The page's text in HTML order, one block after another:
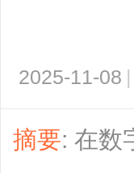
2025-11-08 |
摘要: 在数